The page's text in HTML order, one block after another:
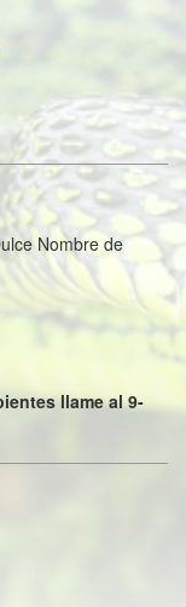
Nombre de
llame al 9-